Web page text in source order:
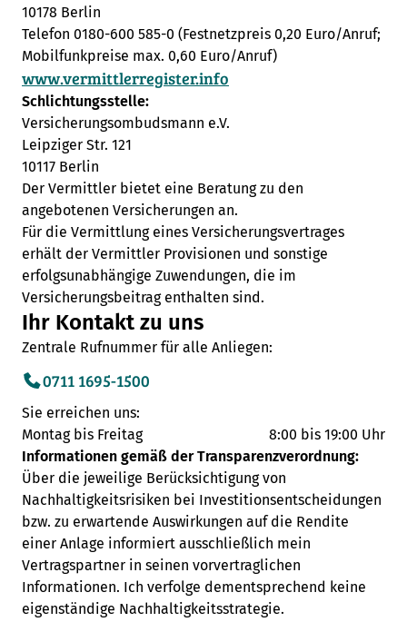
10178 Berlin
Telefon 0180-600 585-0 (Festnetzpreis 0,20 Euro/Anruf;
Mobilfunkpreise max. 0,60 Euro/Anruf)
www.vermittlerregister.info
Schlichtungsstelle:
Versicherungsombudsmann e.V.
Leipziger Str. 121
10117 Berlin
Der Vermittler bietet eine Beratung zu den
angebotenen Versicherungen an.
Für die Vermittlung eines Versicherungsvertrages
erhält der Vermittler Provisionen und sonstige
erfolgsunabhängige Zuwendungen, die im
Versicherungsbeitrag enthalten sind.
Ihr Kontakt zu uns
Zentrale Rufnummer für alle Anliegen:
0711 1695-1500
Sie erreichen uns:
Montag bis Freitag
8:00 bis 19:00 Uhr
Informationen gemäß der Transparenzverordnung:
Über die jeweilige Berücksichtigung von
Nachhaltigkeitsrisiken bei Investitionsentscheidungen
bzw. zu erwartende Auswirkungen auf die Rendite
einer Anlage informiert ausschließlich mein
Vertragspartner in seinen vorvertraglichen
Informationen. Ich verfolge dementsprechend keine
eigenständige Nachhaltigkeitsstrategie.